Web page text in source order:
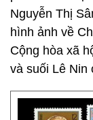
Nguyễn Thị
hình ảnh về
Cộng hòa xã
và suối Lê Nin